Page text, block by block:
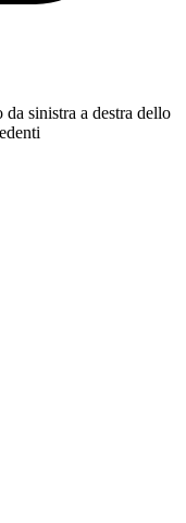
sinistra a destra dello